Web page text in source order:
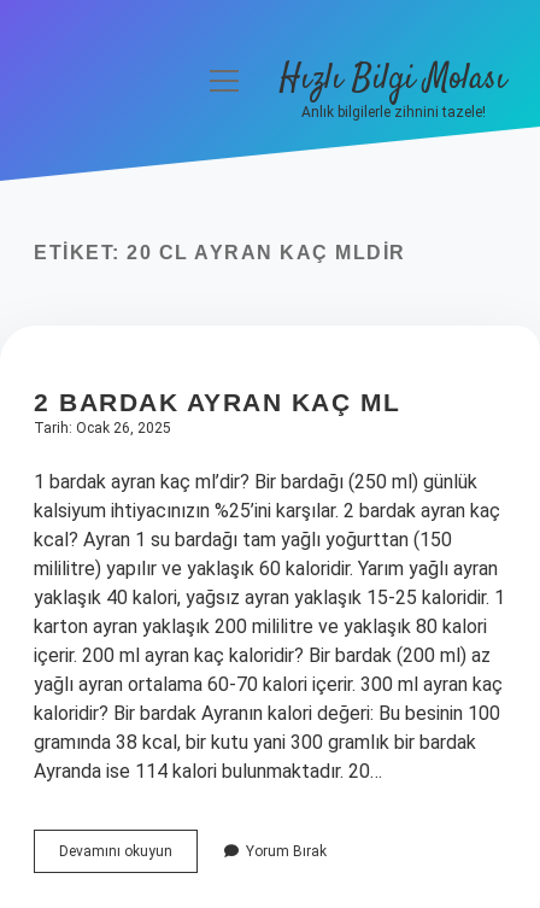
Yasal Uyarı
menüyüHızlı Bilgi Molası
Anlık bilgilerle zihnini tazele!
ETIKET: 20 CL AYRAN KAÇ MLDIR
2 BARDAK AYRAN KAÇ ML
Tarih: Ocak 26, 2025
1 bardak ayran kaç ml’dir? Bir bardağı (250 ml) günlük
kalsiyum ihtiyacınızın %25’ini karşılar. 2 bardak ayran kaç
kcal? Ayran 1 su bardağı tam yağlı yoğurttan (150
mililitre) yapılır ve yaklaşık 60 kaloridir. Yarım yağlı ayran
yaklaşık 40 kalori, yağsız ayran yaklaşık 15-25 kaloridir. 1
karton ayran yaklaşık 200 mililitre ve yaklaşık 80 kalori
içerir. 200 ml ayran kaç kaloridir? Bir bardak (200 ml) az
yağlı ayran ortalama 60-70 kalori içerir. 300 ml ayran kaç
kaloridir? Bir bardak Ayranın kalori değeri: Bu besinin 100
gramında 38 kcal, bir kutu yani 300 gramlık bir bardak
Ayranda ise 114 kalori bulunmaktadır. 20…
Devamını okuyun
Bardak
Yorum Bırak